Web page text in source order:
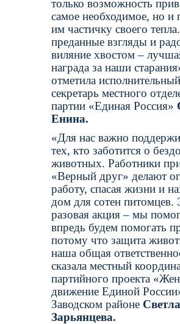
только возможность
самое необходимое, но и
им частичку своего
преданные взгляды и
виляние хвостом –
награда за наши
отметила исполнительный
секретарь местного
партии «Единая Россия»
Енина.
«Для нас важно
тех, кто заботится о
животных. Работники
«Верный друг» делают
работу, спасая жизни и
дом для сотен питомцев.
разовая акция – мы
впредь будем помогать
потому что защита
наша общая
сказала местный
партийного проекта
движение Единой
Заводском районе
Зарьянцева.